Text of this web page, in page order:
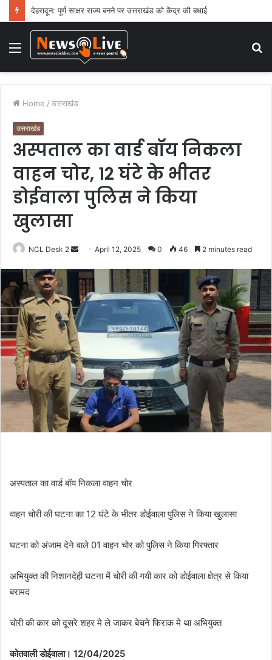
देहरादून: पूर्ण साक्षर राज्य बनने पर उत्तराखंड को केंद्र की बधाई
Menu
Home / उत्तराखंड
उत्तराखंड
अस्पताल का वार्ड बॉय निकला
वाहन चोर, 12 घंटे के भीतर
डोईवाला पुलिस ने किया
खुलासा
NCL Desk 2
n
d
a
n
e
m
a
i
l
April 12, 2025 0 46 2 minutes read
अस्पताल का वार्ड बॉय निकला वाहन चोर
वाहन चोरी की घटना का 12 घंटे के भीतर डोईवाला पुलिस ने किया खुलासा
घटना को अंजाम देने वाले 01 वाहन चोर को पुलिस ने किया गिरफ्तार
अभियुक्त की निशानदेही घटना में चोरी की गयी कार को डोईवाला क्षेत्र से किया
बरामद
चोरी की कार को दूसरे शहर मे ले जाकर बेचने फिराक मे था अभियुक्त
कोतवाली डोईवाला। 12/04/2025